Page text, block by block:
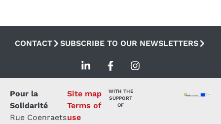
CONTACT SUBSCRIBE TO OUR NEWSLETTERS
Pour la
Solidarité
Rue Coenraets
WITH THE
SUPPORT
OF
Site map
Terms of
use